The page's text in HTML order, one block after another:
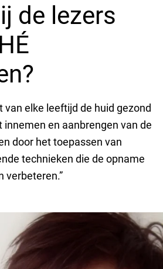
de lezers
van elke leeftijd de huid gezond
innemen en aanbrengen van de
door het toepassen van
technieken die de opname
verbeteren.”